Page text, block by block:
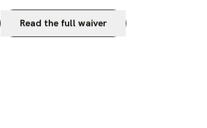
Read the full waiver